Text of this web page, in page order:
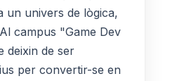
un univers de lògica,
campus "Game Dev
deixin de ser
per convertir-se en